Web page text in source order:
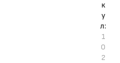
к
у
л:
1
0
2